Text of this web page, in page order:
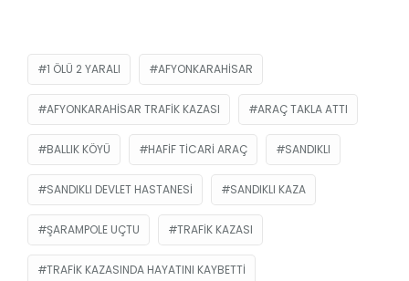
1 ÖLÜ 2 YARALI AFYONKARAHISAR
AFYONKARAHISAR TRAFIK KAZASI ARAÇ TAKLA ATTI
BALLIK KÖYÜ HAFIF TICARI ARAÇ SANDIKLI
SANDIKLI DEVLET HASTANESI SANDIKLI KAZA
ŞARAMPOLE UÇTU TRAFIK KAZASI
TRAFIK KAZASINDA HAYATINI KAYBETTI